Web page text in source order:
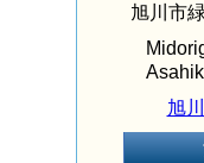
旭川市
旭